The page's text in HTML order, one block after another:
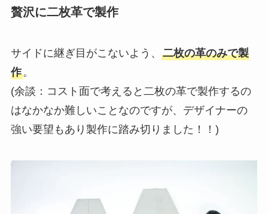
贅沢に二枚革で製作
サイドに継ぎ目がこないよう、 二枚の革のみで製
作。
(余談：コスト面で考えると二枚の革で製作するの
はなかなか難しいことなのですが、デザイナーの
強い要望もあり製作に踏み切りました！！)